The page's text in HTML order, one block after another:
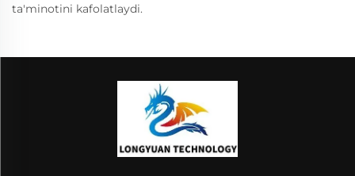
ta'minotini kafolatlaydi.